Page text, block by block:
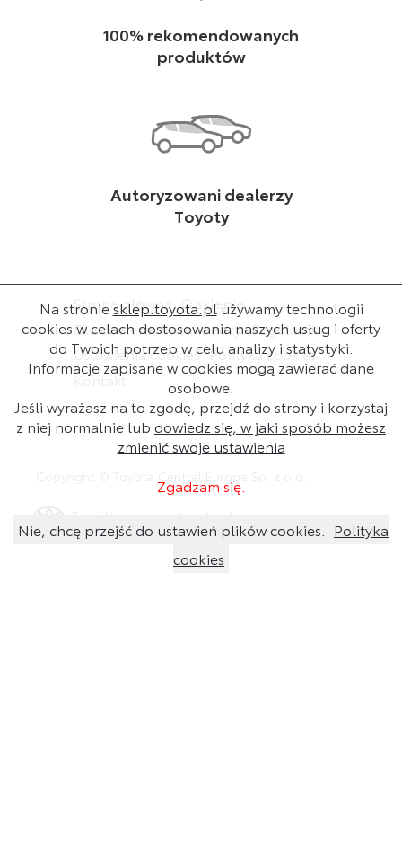
100% rekomendowanych
produktów
Autoryzowani dealerzy
Toyoty
Strona główna O sklepie
Dla dealera Baza wiedzy Regulamin
Ustawienia cookies Polityka cookies
Kontakt
Na stroniesklep.toyota.pl używamy technologii
cookies w celach dostosowania naszych usług i oferty
do Twoich potrzeb w celu analizy i statystyki.
Informacje zapisane w cookies mogą zawierać dane
osobowe.
Jeśli wyrażasz na to zgodę, przejdź do strony i korzystaj
z niej normalnie lub dowiedz się, w jaki sposób możesz
zmienić swoje ustawienia
Zgadzam się.
Nie, chcę przejść do ustawień plików cookies.
Polityka
cookies